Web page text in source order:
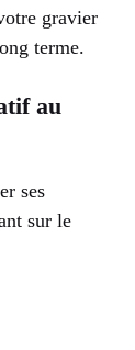
gravier
terme.
au
ses
sur le